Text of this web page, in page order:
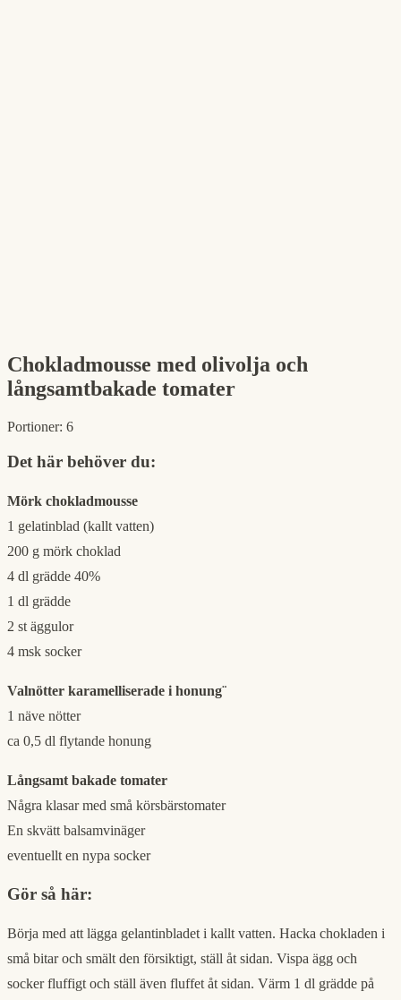
Chokladmousse med olivolja och
långsamtbakade tomater
Portioner: 6
Det här behöver du:
Mörk chokladmousse
1 gelatinblad (kallt vatten)
200 g mörk choklad
4 dl grädde 40%
1 dl grädde
2 st äggulor
4 msk socker
Valnötter karamelliserade i honung¨
1 näve nötter
ca 0,5 dl flytande honung
Långsamt bakade tomater
Några klasar med små körsbärstomater
En skvätt balsamvinäger
eventuellt en nypa socker
Gör så här:
Börja med att lägga gelantinbladet i kallt vatten. Hacka chokladen i
små bitar och smält den försiktigt, ställ åt sidan. Vispa ägg och
socker fluffigt och ställ även fluffet åt sidan. Värm 1 dl grädde på